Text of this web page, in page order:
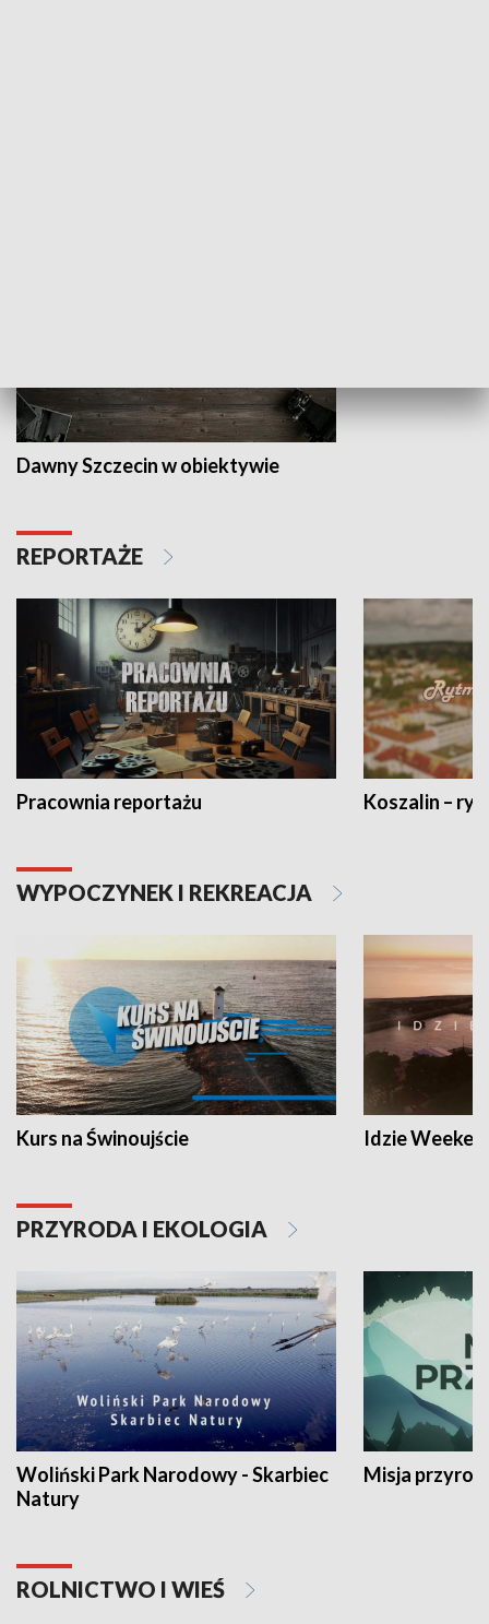
Dawny Szczecin w obiektywie
REPORTAŻE
Pracownia reportażu Koszalin –
WYPOCZYNEK I REKREACJA
Kurs na Świnoujście Idzie
PRZYRODA I EKOLOGIA
Woliński Park Narodowy - Skarbiec
Natury
Misja
ROLNICTWO I WIEŚ